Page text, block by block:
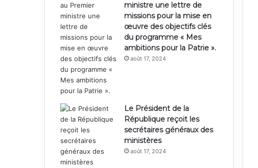
ministre une lettre de
missions pour la mise en
œuvre des objectifs clés
du programme « Mes
ambitions pour la Patrie ».
août 17, 2024
Le Président de la
République reçoit les
secrétaires généraux des
ministères
août 17, 2024